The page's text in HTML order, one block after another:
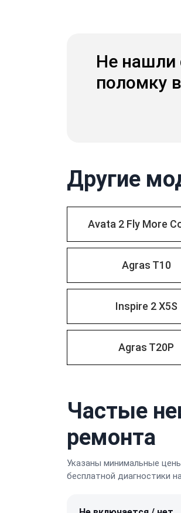
Не нашли
поломку
Другие
Avata 2 Fly More
Agras T10
Inspire 2 X5S
Agras T20P
Частые
ремонта
Указаны минимальные
бесплатной диагностики